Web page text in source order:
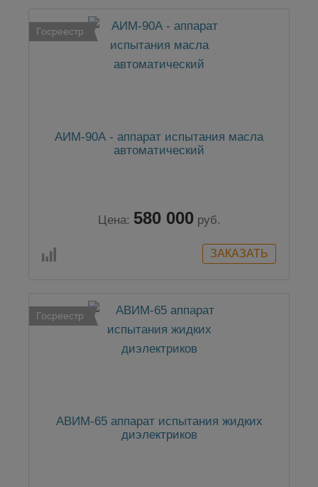
Госреестр
АИМ-90А - аппарат испытания масла
автоматический
Цена: 580 000 руб.
Госреестр
АВИМ-65 аппарат испытания жидких
диэлектриков